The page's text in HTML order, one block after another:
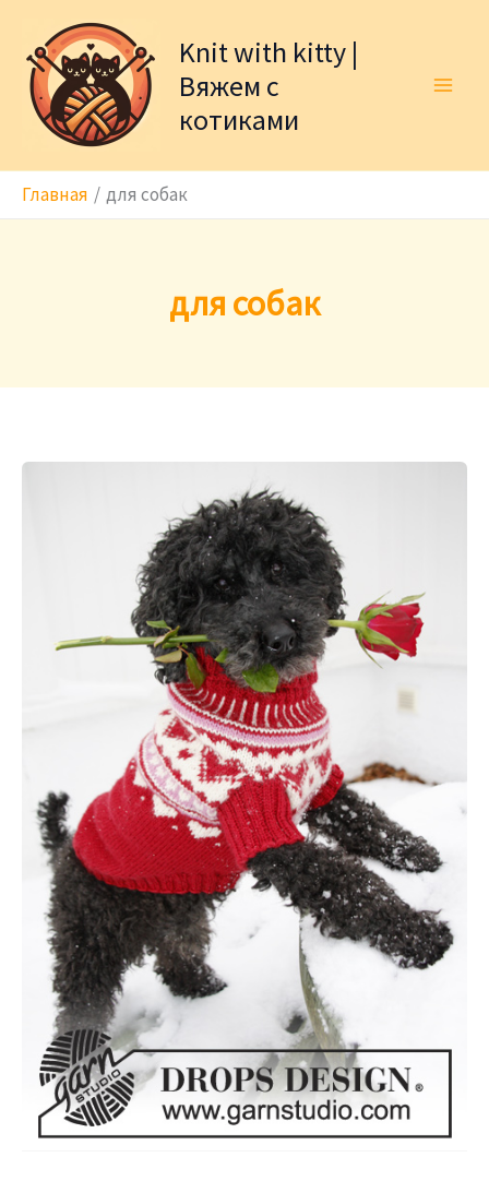
содержимому
Knit with kitty |
Вяжем с
котиками
Главная для собак
для собак